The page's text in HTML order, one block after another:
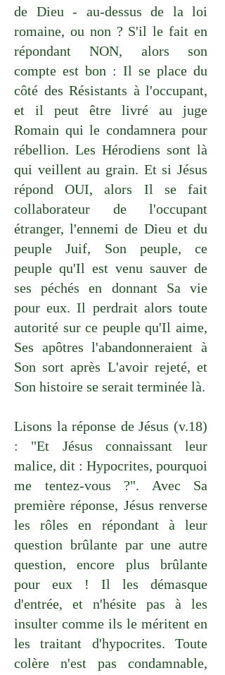
de Dieu - au-dessus de la loi
romaine, ou non ? S'il le fait en
répondant NON, alors son
compte est bon : Il se place du
côté des Résistants à l'occupant,
et il peut être livré au juge
Romain qui le condamnera pour
rébellion. Les Hérodiens sont là
qui veillent au grain. Et si Jésus
répond OUI, alors Il se fait
collaborateur de l'occupant
étranger, l'ennemi de Dieu et du
peuple Juif, Son peuple, ce
peuple qu'Il est venu sauver de
ses péchés en donnant Sa vie
pour eux. Il perdrait alors toute
autorité sur ce peuple qu'Il aime,
Ses apôtres l'abandonneraient à
Son sort après L'avoir rejeté, et
Son histoire se serait terminée là.
Lisons la réponse de Jésus (v.18)
: "Et Jésus connaissant leur
malice, dit : Hypocrites, pourquoi
me tentez-vous ?". Avec Sa
première réponse, Jésus renverse
les rôles en répondant à leur
question brûlante par une autre
question, encore plus brûlante
pour eux ! Il les démasque
d'entrée, et n'hésite pas à les
insulter comme ils le méritent en
les traitant d'hypocrites. Toute
colère n'est pas condamnable,